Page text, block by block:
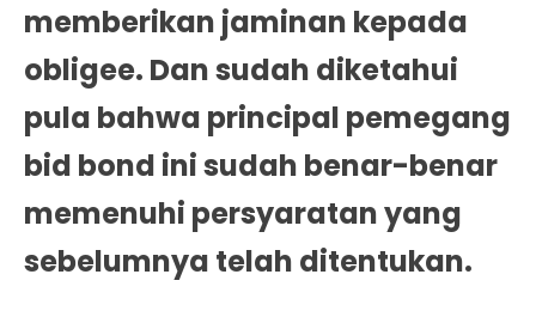
memberikan jaminan kepada
obligee. Dan sudah diketahui
pula bahwa principal pemegang
bid bond ini sudah benar-benar
memenuhi persyaratan yang
sebelumnya telah ditentukan.